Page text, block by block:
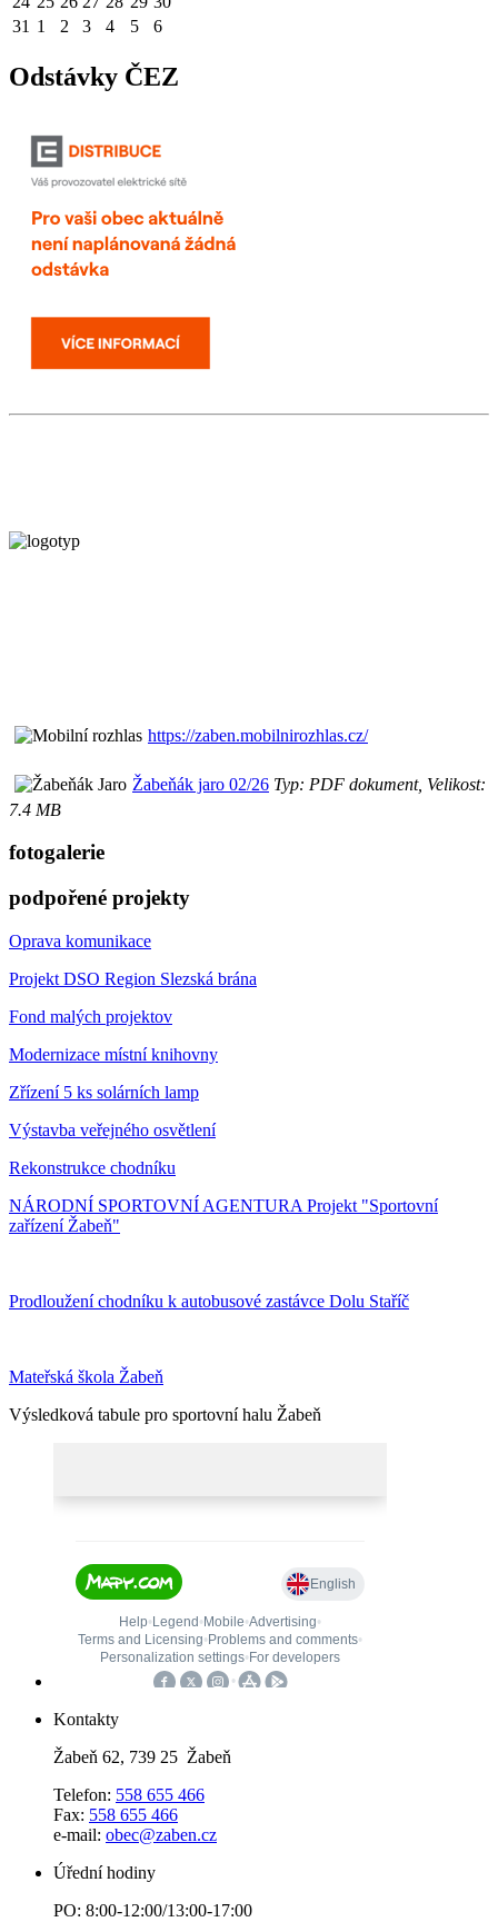
31 1 2 3 4 5 6
Odstávky ČEZ
https://zaben.mobilnirozhlas.cz/
Žabeňák jaro 02/26 Typ: PDF dokument, Velikost:
7.4 MB
fotogalerie
podpořené projekty
Oprava komunikace
Projekt DSO Region Slezská brána
Fond malých projektov
Modernizace místní knihovny
Zřízení 5 ks solárních lamp
Výstavba veřejného osvětlení
Rekonstrukce chodníku
NÁRODNÍ SPORTOVNÍ AGENTURA Projekt "Sportovní
zařízení Žabeň"
Prodloužení chodníku k autobusové zastávce Dolu Staříč
Mateřská škola Žabeň
Výsledková tabule pro sportovní halu Žabeň
Kontakty
Žabeň 62, 739 25 Žabeň
Telefon: 558 655 466
Fax: 558 655 466
e-mail: obec@zaben.cz
Úřední hodiny
PO: 8:00-12:00/13:00-17:00